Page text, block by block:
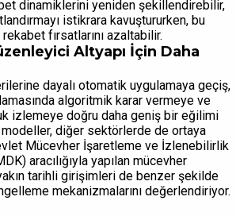
dinamiklerini yeniden şekillendirebilir,
istikrara kavuştururken, bu
fırsatlarını azaltabilir.
Altyapı İçin Daha
dayalı otomatik uygulamaya geçiş,
algoritmik karar vermeye ve
izlemeye doğru daha geniş bir eğilimi
diğer sektörlerde de ortaya
Mücevher İşaretleme ve İzlenebilirlik
aracılığıyla yapılan mücevher
tarihli girişimleri de benzer şekilde
mekanizmalarını değerlendiriyor.